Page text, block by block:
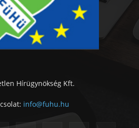
Hírügynökség Kft.
info@fuhu.hu